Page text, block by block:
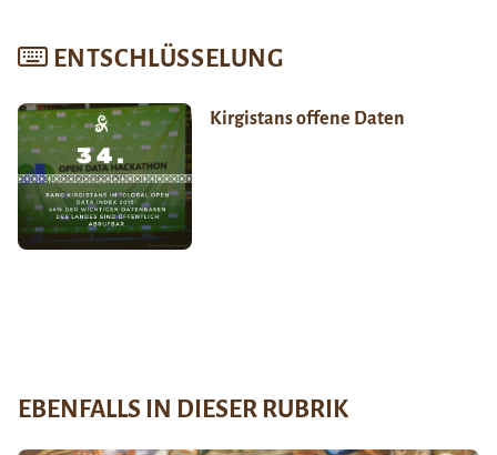
ENTSCHLÜSSELUNG
Kirgistans offene Daten
EBENFALLS IN DIESER RUBRIK